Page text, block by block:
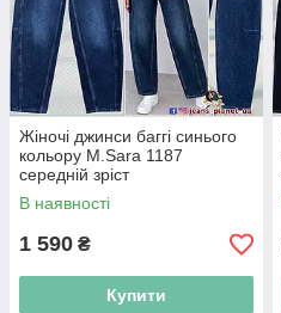
Жіночі джинси баггі синього
кольору M.Sara 1187
середній зріст
В наявності
1 590 ₴
Купити